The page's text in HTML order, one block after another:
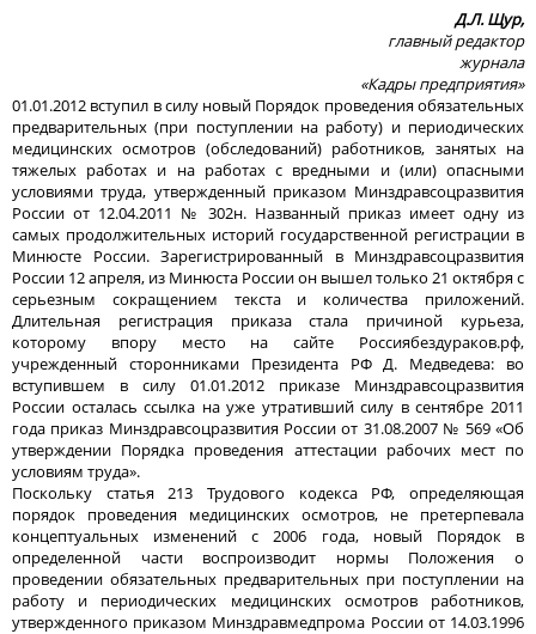
Д.Л. Щур,
главный редактор
журнала
«Кадры предприятия»
01.01.2012 вступил в силу новый Порядок проведения обязательных
предварительных (при поступлении на работу) и периодических
медицинских осмотров (обследований) работников, занятых на
тяжелых работах и на работах с вредными и (или) опасными
условиями труда, утвержденный приказом Минздравсоцразвития
России от 12.04.2011 № 302н. Названный приказ имеет одну из
самых продолжительных историй государственной регистрации в
Минюсте России. Зарегистрированный в Минздравсоцразвития
России 12 апреля, из Минюста России он вышел только 21 октября с
серьезным сокращением текста и количества приложений.
Длительная регистрация приказа стала причиной курьеза,
которому впору место на сайте Россиябездураков.рф,
учрежденный сторонниками Президента РФ Д. Медведева: во
вступившем в силу 01.01.2012 приказе Минздравсоцразвития
России осталась ссылка на уже утративший силу в сентябре 2011
года приказ Минздравсоцразвития России от 31.08.2007 № 569 «Об
утверждении Порядка проведения аттестации рабочих мест по
условиям труда».
Поскольку статья 213 Трудового кодекса РФ, определяющая
порядок проведения медицинских осмотров, не претерпевала
концептуальных изменений с 2006 года, новый Порядок в
определенной части воспроизводит нормы Положения о
проведении обязательных предварительных при поступлении на
работу и периодических медицинских осмотров работников,
утвержденного приказом Минздравмедпрома России от 14.03.1996